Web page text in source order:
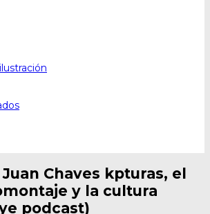
Chaves kpturas, el
y la cultura
podcast)